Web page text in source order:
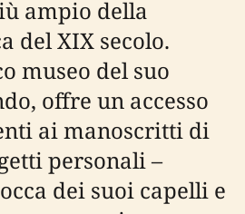
ampio della
del XIX secolo.
museo del suo
offre un accesso
ai manoscritti di
personali –
dei suoi capelli e